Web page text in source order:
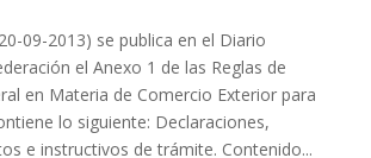
09-2013) se publica en el Diario
el Anexo 1 de las Reglas de
en Materia de Comercio Exterior para
lo siguiente: Declaraciones,
e instructivos de trámite. Contenido...